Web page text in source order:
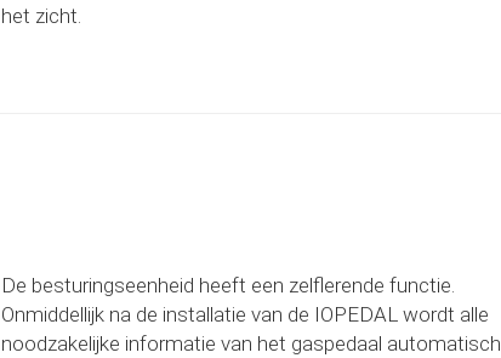
het zicht.
De besturingseenheid heeft een zelflerende functie.
Onmiddellijk na de installatie van de IOPEDAL wordt alle
noodzakelijke informatie van het gaspedaal automatisch